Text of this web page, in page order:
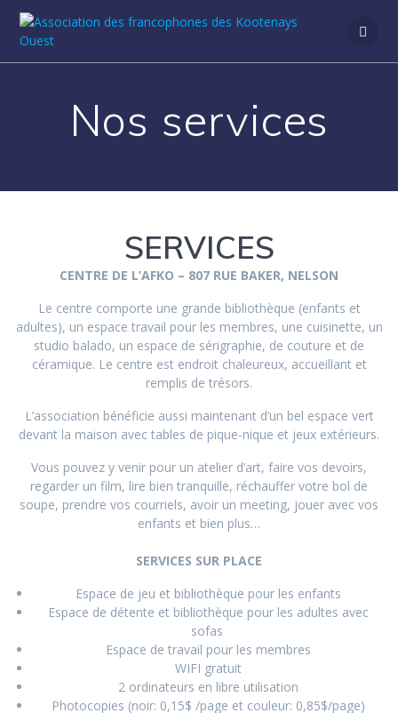
au
Nos services
SERVICES
CENTRE DE L’AFKO – 807 RUE BAKER, NELSON
Le centre comporte une grande bibliothèque (enfants et
adultes), un espace travail pour les membres, une cuisinette, un
studio balado, un espace de sérigraphie, de couture et de
céramique. Le centre est endroit chaleureux, accueillant et
remplis de trésors.
L’association bénéficie aussi maintenant d’un bel espace vert
devant la maison avec tables de pique-nique et jeux extérieurs.
Vous pouvez y venir pour un atelier d’art, faire vos devoirs,
regarder un film, lire bien tranquille, réchauffer votre bol de
soupe, prendre vos courriels, avoir un meeting, jouer avec vos
enfants et bien plus…
SERVICES SUR PLACE
Espace de jeu et bibliothèque pour les enfants
Espace de détente et bibliothèque pour les adultes avec
sofas
Espace de travail pour les membres
WIFI gratuit
2 ordinateurs en libre utilisation
Photocopies (noir: 0,15$ /page et couleur: 0,85$/page)